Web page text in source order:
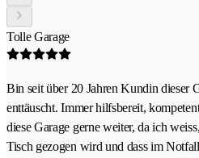
Tolle Garage
Bin seit über 20 Jahren Kundin dieser
enttäuscht. Immer hilfsbereit,
diese Garage gerne weiter, da ich
Tisch gezogen wird und dass im